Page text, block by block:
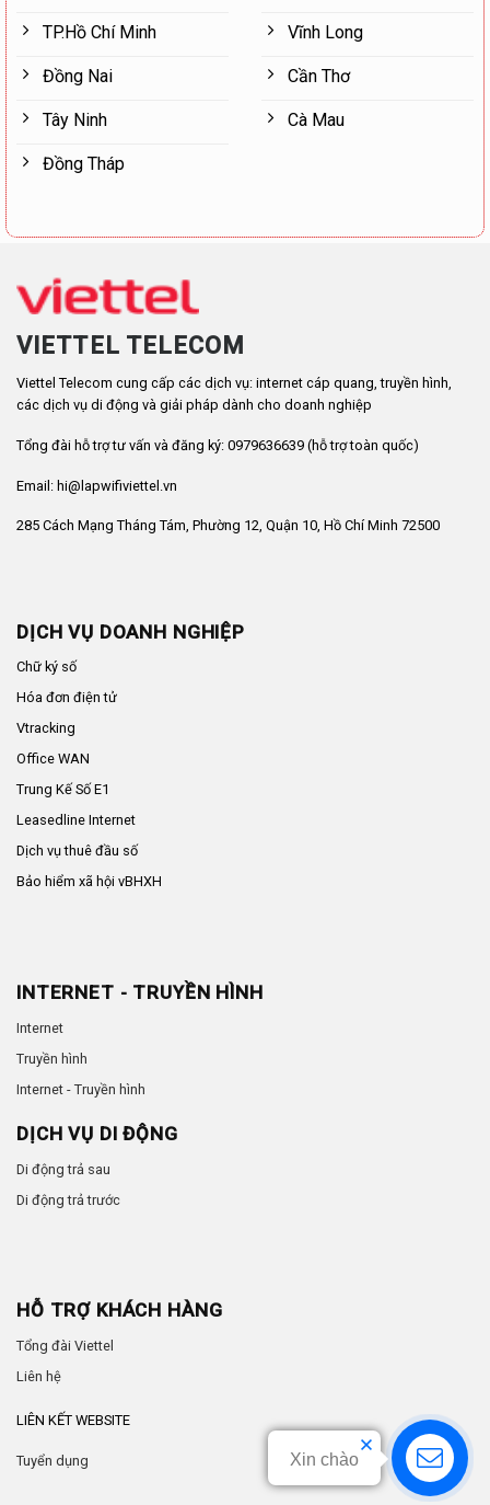
TP.Hồ Chí Minh
Đồng Nai
Tây Ninh
Đồng Tháp
Vĩnh Long
Cần Thơ
Cà Mau
VIETTEL TELECOM
Viettel Telecom cung cấp các dịch vụ: internet cáp quang, truyền hình,
các dịch vụ di động và giải pháp dành cho doanh nghiệp
Tổng đài hỗ trợ tư vấn và đăng ký: 0979636639 (hỗ trợ toàn quốc)
Email: hi@lapwifiviettel.vn
285 Cách Mạng Tháng Tám, Phường 12, Quận 10, Hồ Chí Minh 72500
DỊCH VỤ DOANH NGHIỆP
Chữ ký số
Hóa đơn điện tử
Vtracking
Office WAN
Trung Kế Số E1
Leasedline Internet
Dịch vụ thuê đầu số
Bảo hiểm xã hội vBHXH
INTERNET - TRUYỀN HÌNH
Internet
Truyền hình
Internet - Truyền hình
DỊCH VỤ DI ĐỘNG
Di động trả sau
Di động trả trước
HỖ TRỢ KHÁCH HÀNG
Tổng đài Viettel
Liên hệ
LIÊN KẾT WEBSITE
Tuyển dụng Xin chào